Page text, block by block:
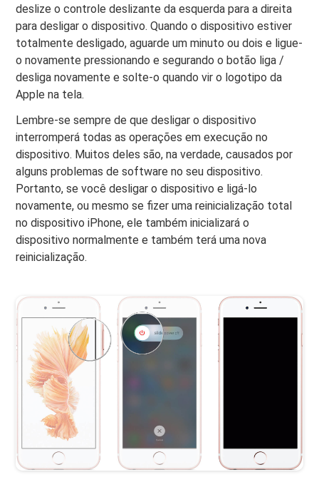
deslize o controle deslizante da esquerda para a direita
para desligar o dispositivo. Quando o dispositivo estiver
totalmente desligado, aguarde um minuto ou dois e ligue-
o novamente pressionando e segurando o botão liga /
desliga novamente e solte-o quando vir o logotipo da
Apple na tela.
Lembre-se sempre de que desligar o dispositivo
interromperá todas as operações em execução no
dispositivo. Muitos deles são, na verdade, causados ​​por
alguns problemas de software no seu dispositivo.
Portanto, se você desligar o dispositivo e ligá-lo
novamente, ou mesmo se fizer uma reinicialização total
no dispositivo iPhone, ele também inicializará o
dispositivo normalmente e também terá uma nova
reinicialização.